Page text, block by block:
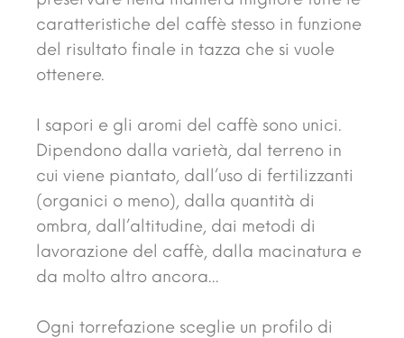
caratteristiche del caffè stesso in funzione
del risultato finale in tazza che si vuole
ottenere.
I sapori e gli aromi del caffè sono unici.
Dipendono dalla varietà, dal terreno in
cui viene piantato, dall’uso di fertilizzanti
(organici o meno), dalla quantità di
ombra, dall’altitudine, dai metodi di
lavorazione del caffè, dalla macinatura e
da molto altro ancora...
Ogni torrefazione sceglie un profilo di